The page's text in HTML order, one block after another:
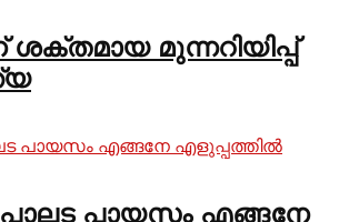
ശക്തമായ മുന്നറിയിപ്പ്
പായസം എങ്ങനേ